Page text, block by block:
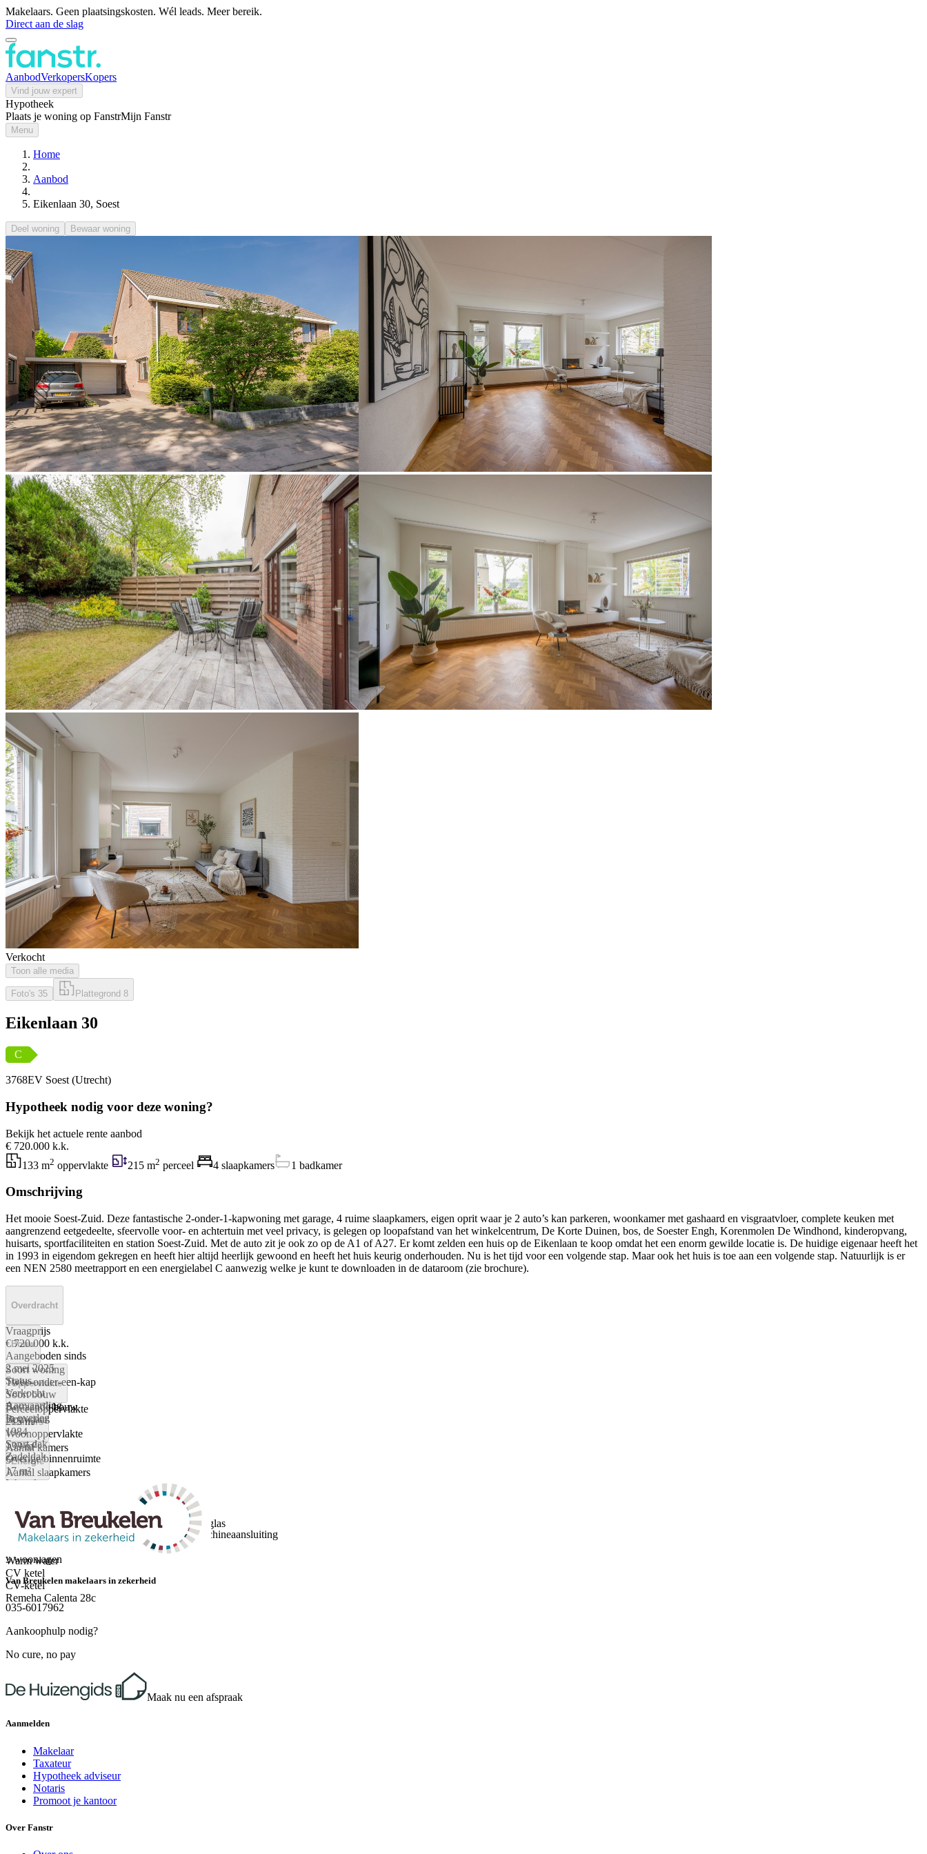
Makelaars. Geen plaatsingskosten. Wél leads. Meer bereik.
Direct aan de slag
AanbodVerkopersKopers
Vind jouw expert
Hypotheek
Plaats je woning op FanstrMijn Fanstr
Menu
Home
Aanbod
Eikenlaan 30, Soest
Deel woning Bewaar woning
Verkocht
Toon alle media
Foto's 35 Plattegrond 8
Eikenlaan 30
C
3768EV Soest (Utrecht)
Hypotheek nodig voor deze woning?
Bekijk het actuele rente aanbod
€ 720.000 k.k.
133 m2 oppervlakte 215 m2 perceel 4 slaapkamers 1 badkamer
Omschrijving
Het mooie Soest-Zuid. Deze fantastische 2-onder-1-kapwoning met garage, 4 ruime slaapkamers, eigen oprit waar je 2 auto’s kan parkeren, woonkamer met gashaard en visgraatvloer, complete keuken met
aangrenzend eetgedeelte, sfeervolle voor- en achtertuin met veel privacy, is gelegen op loopafstand van het winkelcentrum, De Korte Duinen, bos, de Soester Engh, Korenmolen De Windhond, kinderopvang,
huisarts, sportfaciliteiten en station Soest-Zuid. Met de auto zit je ook zo op de A1 of A27. Er komt zelden een huis op de Eikenlaan te koop omdat het een enorm gewilde locatie is. De huidige eigenaar heeft het
in 1993 in eigendom gekregen en heeft hier altijd heerlijk gewoond en heeft het huis keurig onderhouden. Nu is het tijd voor een volgende stap. Maar ook het huis is toe aan een volgende stap. Natuurlijk is er
een NEN 2580 meetrapport en een energielabel C aanwezig welke je kunt te downloaden in de dataroom (zie brochure).
Overdracht
Vraagprijs
€ 720.000 k.k.
Aangeboden sinds
2 mei 2025
Status
Verkocht
Aanvaarding
In overleg
Bouw
Soort woning
Twee-onder-een-kap
Soort bouw
Bestaande bouw
Bouwjaar
1984
Soort dak
Zadeldak
Oppervlakte
Perceeloppervlakte
215 m²
Woonoppervlakte
133 m²
Overige binnenruimte
17 m²
Inhoud
Kamers
Aantal kamers
5
Aantal slaapkamers
1 badkamer en 1 apart toilet
Badkamervoorzieningen
Toilet, Wastafelmeubel, Inloopdouche, Wasmachineaansluiting
3 woonlagen
Energie
Isolatie
Dakisolatie, Vloerisolatie, Gedeeltelijk dubbel glas
Verwarming
Warm water
CV ketel
CV-ketel
Remeha Calenta 28c
Van Breukelen makelaars in zekerheid
035-6017962
Aankoophulp nodig?
No cure, no pay
Maak nu een afspraak
Aanmelden
Makelaar
Taxateur
Hypotheek adviseur
Notaris
Promoot je kantoor
Over Fanstr